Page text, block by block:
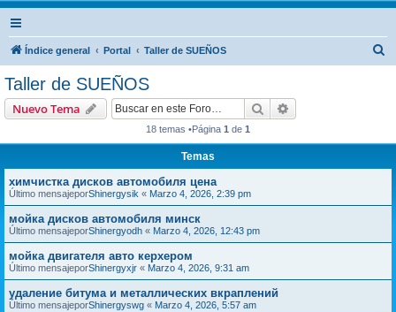
Índice general Portal Taller de SUEÑOS
Taller de SUEÑOS
Nuevo Tema Buscar
18 temas •Página 1 de 1
Temas
химчистка дисков автомобиля цена
Último mensajeporShinergysik « Marzo 4, 2026, 2:39 pm
мойка дисков автомобиля минск
Último mensajeporShinergyodh « Marzo 4, 2026, 12:43 pm
мойка двигателя авто керхером
Último mensajeporShinergyxjr « Marzo 4, 2026, 9:31 am
удаление битума и металлических вкраплений
Último mensajeporShinergyswg « Marzo 4, 2026, 5:57 am